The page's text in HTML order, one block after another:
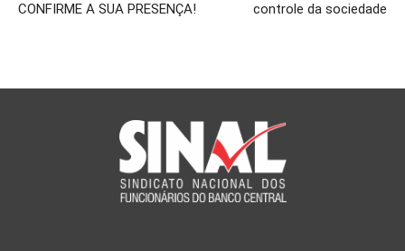
CONFIRME A SUA PRESENÇA!
controle da sociedade